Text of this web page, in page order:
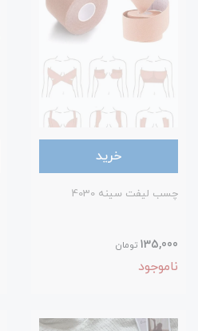
خرید
چسب لیفت سینه 4030
135,000 تومان
ناموجود